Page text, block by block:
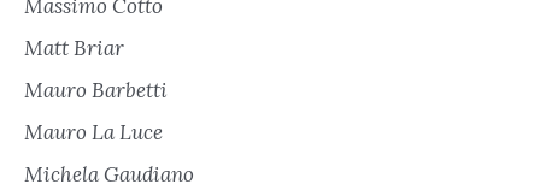
Massimo Cotto
Matt Briar
Mauro Barbetti
Mauro La Luce
Michela Gaudiano